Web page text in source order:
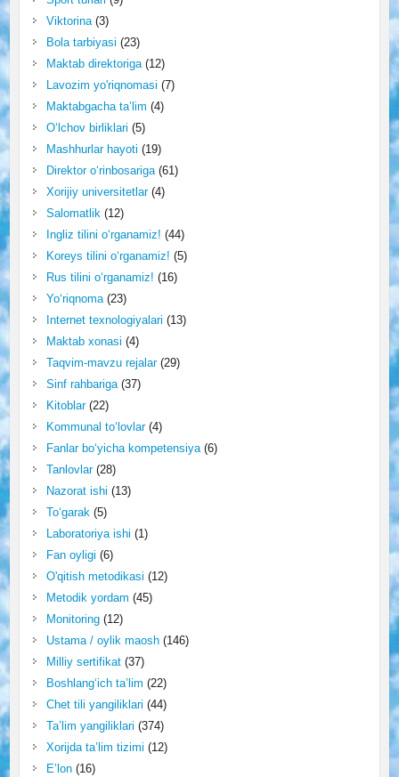
Viktorina(3)
Bola tarbiyasi (23)
Maktab direktoriga(12)
Lavozim yo'riqnomasi (7)
Maktabgacha ta’lim (4)
O‘lchov birliklari (5)
Mashhurlar hayoti (19)
Direktor o‘rinbosariga(61)
Xorijiy universitetlar(4)
Salomatlik(12)
Ingliz tilini o‘rganamiz! (44)
Koreys tilini o‘rganamiz! (5)
Rus tilini o‘rganamiz! (16)
Yo‘riqnoma(23)
Internet texnologiyalari (13)
Maktab xonasi (4)
Taqvim-mavzu rejalar(29)
Sinf rahbariga(37)
Kitoblar(22)
Kommunal to‘lovlar(4)
Fanlar bo‘yicha kompetensiya(6)
Tanlovlar(28)
Nazorat ishi (13)
To‘garak(5)
Laboratoriya ishi (1)
Fan oyligi (6)
O'qitish metodikasi (12)
Metodik yordam (45)
Monitoring(12)
Ustama / oylik maosh(146)
Milliy sertifikat(37)
Boshlang‘ich ta’lim (22)
Chet tili yangiliklari (44)
Ta’lim yangiliklari (374)
Xorijda ta’lim tizimi (12)
E’lon(16)